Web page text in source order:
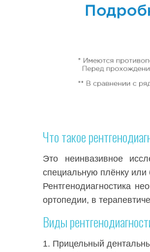
Что такое
Это неинвазивное
специальную плёнку или
Рентгенодиагностика
ортопедии, в
Виды
Прицельный